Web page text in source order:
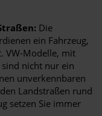
Die
ein Fahrzeug,
VW-Modelle, mit
nicht nur ein
unverkennbaren
Landstraßen rund
setzen Sie immer